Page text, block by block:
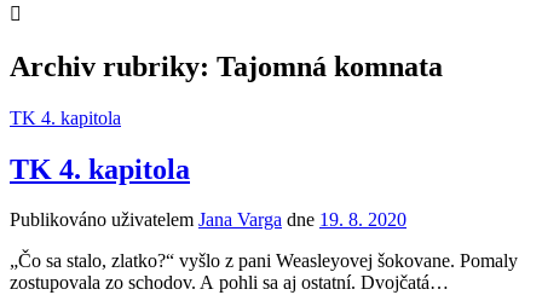
Archiv rubriky: Tajomná komnata
TK 4. kapitola
TK 4. kapitola
Publikováno uživatelem Jana Varga dne 19. 8. 2020
„Čo sa stalo, zlatko?“ vyšlo z pani Weasleyovej šokovane. Pomaly
zostupovala zo schodov. A pohli sa aj ostatní. Dvojčatá…